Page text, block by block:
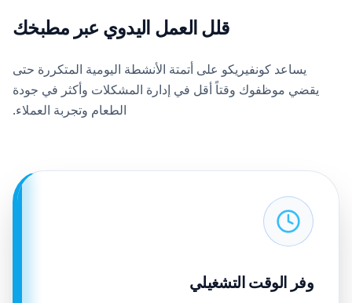
قلل العمل اليدوي عبر مطبخك
يساعد كونفيريكو على أتمتة الأنشطة اليومية المتكررة حتى
يقضي موظفوك وقتاً أقل في إدارة المشكلات وأكثر في جودة
الطعام وتجربة العملاء.
وفر الوقت التشغيلي